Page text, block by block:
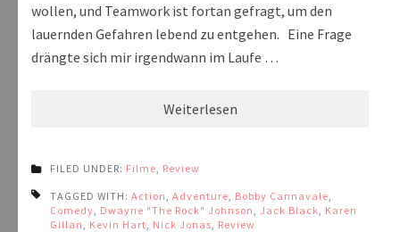
wollen, und Teamwork ist fortan gefragt, um den
lauernden Gefahren lebend zu entgehen. Eine Frage
drängte sich mir irgendwann im Laufe …
Weiterlesen
FILED UNDER: Filme Review
TAGGED WITH: Action Adventure Bobby Cannavale
Comedy Dwayne "The Rock" Johnson Jack Black
Karen
Gillan
Kevin Hart Nick Jonas Review